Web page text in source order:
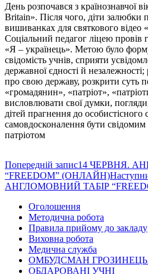
День розпочався з країнознавчої
Britain». Після чого, діти залюбки
вишиванках для святкового
Соціальний педагог ліцею провів
«Я – українець». Метою було
свідомість учнів, сприяти
державної єдності й
про свою державу, розкрити суть
«громадянин», «патріот»,
висловлювати свої думки,
дітей прагнення до особистісного
самовдосконалення бути
патріотом
Навігація
по
Попередній запис14 ЧЕРВНЯ.
“FREEDOM” (ОНЛАЙН)
АНГЛОМОВНИЙ ТАБІР
Оголошення
Методична робота
Правила прийому до закладу
Виховна робота
Медична служба
ОМБУДСМАН
ОБДАРОВАНІ УЧНІ